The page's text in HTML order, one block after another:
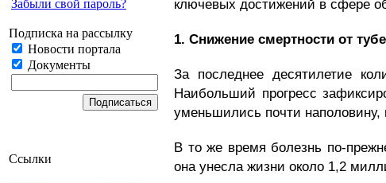
Забыли свой пароль?
Подписка на рассылку
Новости портала
Документы
Ссылки
ключевых достижений в сфере
1. Снижение смертности от
За последнее десятилетие
Наибольший прогресс
уменьшились почти наполовину,
В то же время болезнь по-
она унесла жизни около 1,2